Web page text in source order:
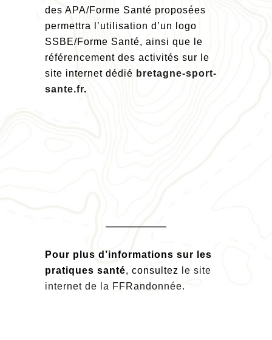
des APA/Forme Santé proposées
permettra l’utilisation d’un logo
SSBE/Forme Santé, ainsi que le
référencement des activités sur le
site internet dédié bretagne-sport-
sante.fr.
Pour plus d’informations sur les
pratiques santé, consultez
le site
internet de la FFRandonnée.